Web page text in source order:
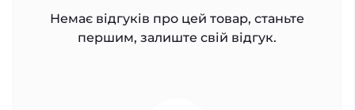
Немає відгуків про цей товар, станьте
першим, залиште свій відгук.